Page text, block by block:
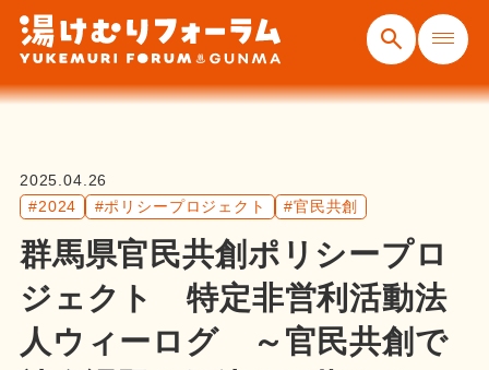
2025.04.26
#2024
#ポリシープロジェクト #官民共創
群馬県官民共創ポリシープロ
ジェクト 特定非営利活動法
人ウィーログ ～官民共創で